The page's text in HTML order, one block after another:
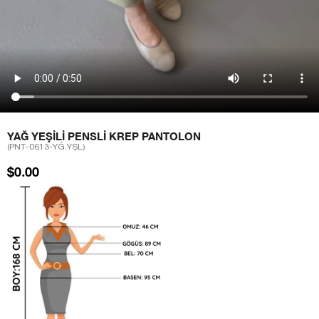
YAĞ YEŞILI PENSLI KREP PANTOLON
(PNT-0613-YĞ.YŞL)
$0.00